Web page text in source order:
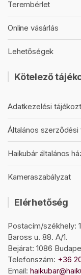
Terembérlet
Online vásárlás
Lehetőségek
Kötelező
Adatkezelési
Általános
Haikubár általános
Kameraszabályzat
Elérhetőség
Postacím/székhely:
Baross u. 88. A/1.
Bejárat: 1086
Telefonszám: +36
Email: